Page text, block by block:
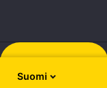
Rekisteröidy
Suomi